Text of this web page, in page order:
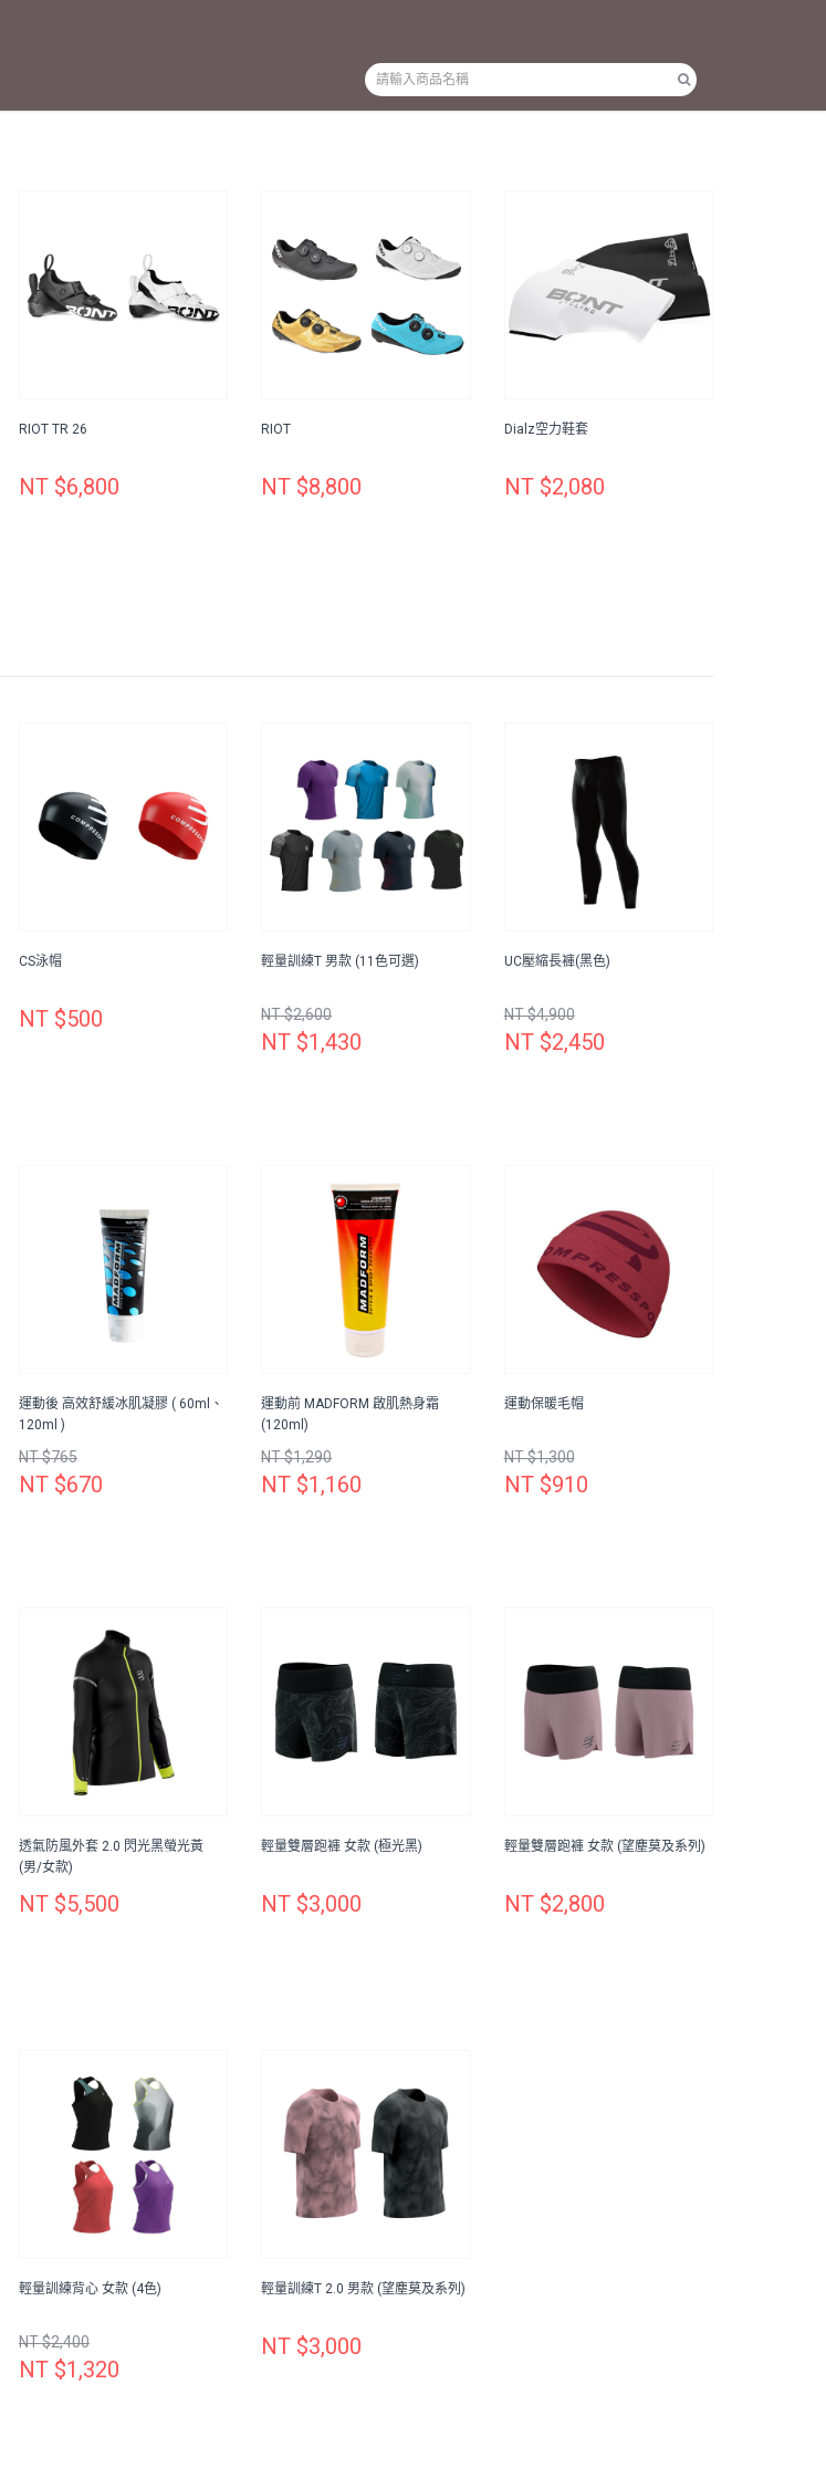
RIOT TR 26
NT $6,800
RIOT
NT $8,800
Dialz空力鞋套
NT $2,080
CS泳帽
NT $500
輕量訓練T 男款 (11色可選)
NT $2,600
NT $1,430
UC壓縮長褲(黑色)
NT $4,900
NT $2,450
運動後 高效舒緩冰肌凝膠 ( 60ml、
120ml )
NT $765
NT $670
運動前 MADFORM 啟肌熱身霜
(120ml)
NT $1,290
NT $1,160
運動保暖毛帽
NT $1,300
NT $910
透氣防風外套 2.0 閃光黑螢光黃
(男/女款)
NT $5,500
輕量雙層跑褲 女款 (極光黑)
NT $3,000
輕量雙層跑褲 女款 (望塵莫及系列)
NT $2,800
輕量訓練背心 女款 (4色)
NT $2,400
NT $1,320
輕量訓練T 2.0 男款 (望塵莫及系列)
NT $3,000